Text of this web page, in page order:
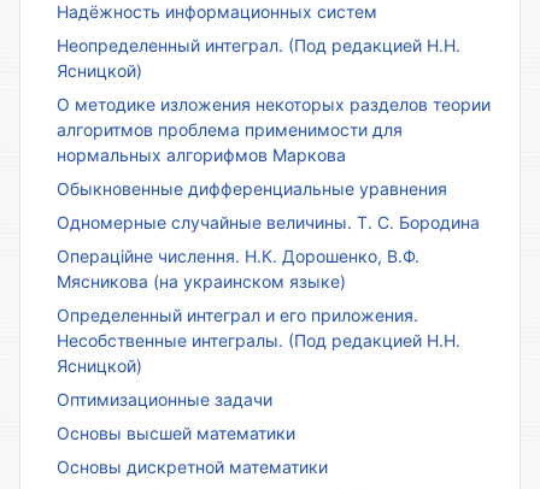
Надёжность информационных систем
Неопределенный интеграл. (Под редакцией Н.Н.
Ясницкой)
О методике изложения некоторых разделов теории
алгоритмов проблема применимости для
нормальных алгорифмов Маркова
Обыкновенные дифференциальные уравнения
Одномерные случайные величины. Т. С. Бородина
Операційне числення. Н.К. Дорошенко, В.Ф.
Мясникова (на украинском языке)
Определенный интеграл и его приложения.
Несобственные интегралы. (Под редакцией Н.Н.
Ясницкой)
Оптимизационные задачи
Основы высшей математики
Основы дискретной математики